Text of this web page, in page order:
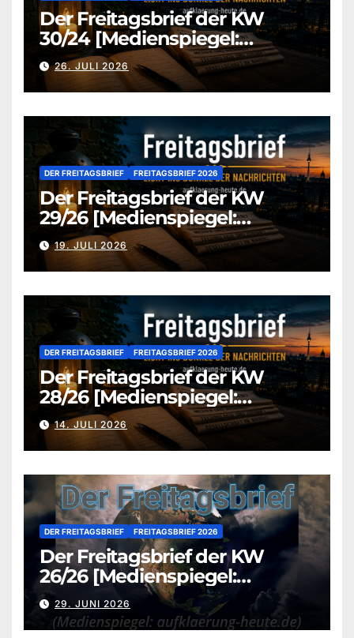
Der Freitagsbrief der KW
30/24 [Medienspiegel:
aufklaerung-heute-de]
26. JULI 2026
DER FREITAGSBRIEF FREITAGSBRIEF 2026
Der Freitagsbrief der KW
29/26 [Medienspiegel:
aufklaerung-heute.de]
19. JULI 2026
DER FREITAGSBRIEF FREITAGSBRIEF 2026
Der Freitagsbrief der KW
28/26 [Medienspiegel:
aufklaerung-heute.de]
14. JULI 2026
DER FREITAGSBRIEF FREITAGSBRIEF 2026
Der Freitagsbrief der KW
26/26 [Medienspiegel:
aufklaerung-heute.de]
29. JUNI 2026